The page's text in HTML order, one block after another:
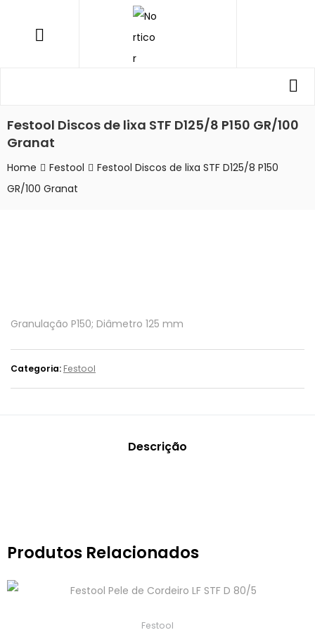
Festool Discos de lixa STF D125/8 P150 GR/100
Granat
Home Festool
Festool Discos de lixa STF D125/8 P150
GR/100 Granat
Granulação P150; Diâmetro 125 mm
Categoria: Festool
Descrição
Produtos Relacionados
Festool